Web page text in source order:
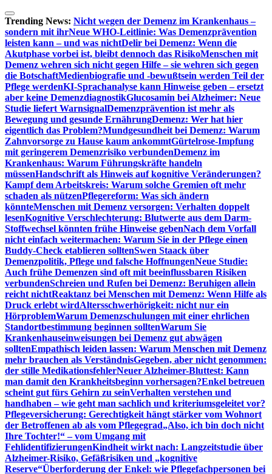
Zum
Inhalt
springen
Trending News: Nicht wegen der Demenz im Krankenhaus –
sondern mit ihrNeue WHO-Leitlinie: Was Demenzprävention
leisten kann – und was nichtDelir bei Demenz: Wenn die
Akutphase vorbei ist, bleibt dennoch das RisikoMenschen mit
Demenz wehren sich nicht gegen Hilfe – sie wehren sich gegen
die BotschaftMedienbiografie und -bewußtsein werden Teil der
Pflege werdenKI-Sprachanalyse kann Hinweise geben – ersetzt
aber keine DemenzdiagnostikGlucosamin bei Alzheimer: Neue
Studie liefert WarnsignalDemenzprävention ist mehr als
Bewegung und gesunde ErnährungDemenz: Wer hat hier
eigentlich das Problem?Mundgesundheit bei Demenz: Warum
Zahnvorsorge zu Hause kaum ankommtGürtelrose-Impfung
mit geringerem Demenzrisiko verbundenDemenz im
Krankenhaus: Warum Führungskräfte handeln
müssenHandschrift als Hinweis auf kognitive Veränderungen?
Kampf dem Arbeitskreis: Warum solche Gremien oft mehr
schaden als nützenPflegereform: Was sich ändern
könnteMenschen mit Demenz versorgen: Verhalten doppelt
lesenKognitive Verschlechterung: Blutwerte aus dem Darm-
Stoffwechsel könnten frühe Hinweise gebenNach dem Vorfall
nicht einfach weitermachen: Warum Sie in der Pflege einen
Buddy-Check etablieren solltenSwen Staack über
Demenzpolitik, Pflege und falsche HoffnungenNeue Studie:
Auch frühe Demenzen sind oft mit beeinflussbaren Risiken
verbundenSchreien und Rufen bei Demenz: Beruhigen allein
reicht nichtReaktanz bei Menschen mit Demenz: Wenn Hilfe als
Druck erlebt wirdAltersschwerhörigkeit: nicht nur ein
HörproblemWarum Demenzschulungen mit einer ehrlichen
Standortbestimmung beginnen solltenWarum Sie
Krankenhauseinweisungen bei Demenz gut abwägen
solltenEmpathisch leiden lassen: Warum Menschen mit Demenz
mehr brauchen als VerständnisGegeben, aber nicht genommen:
der stille MedikationsfehlerNeuer Alzheimer-Bluttest: Kann
man damit den Krankheitsbeginn vorhersagen?Enkel betreuen
scheint gut fürs Gehirn zu seinVerhalten verstehen und
handhaben – wie geht man sachlich und kriteriumsgeleitet vor?
Pflegeversicherung: Gerechtigkeit hängt stärker vom Wohnort
der Betroffenen ab als vom Pflegegrad„Also, ich bin doch nicht
Ihre Tochter!“ – vom Umgang mit
FehlidentifizierungenKindheit wirkt nach: Langzeitstudie über
Alzheimer-Risiko, Gefäßrisiken und „kognitive
Reserve“Überforderung der Enkel: wie Pflegefachpersonen bei